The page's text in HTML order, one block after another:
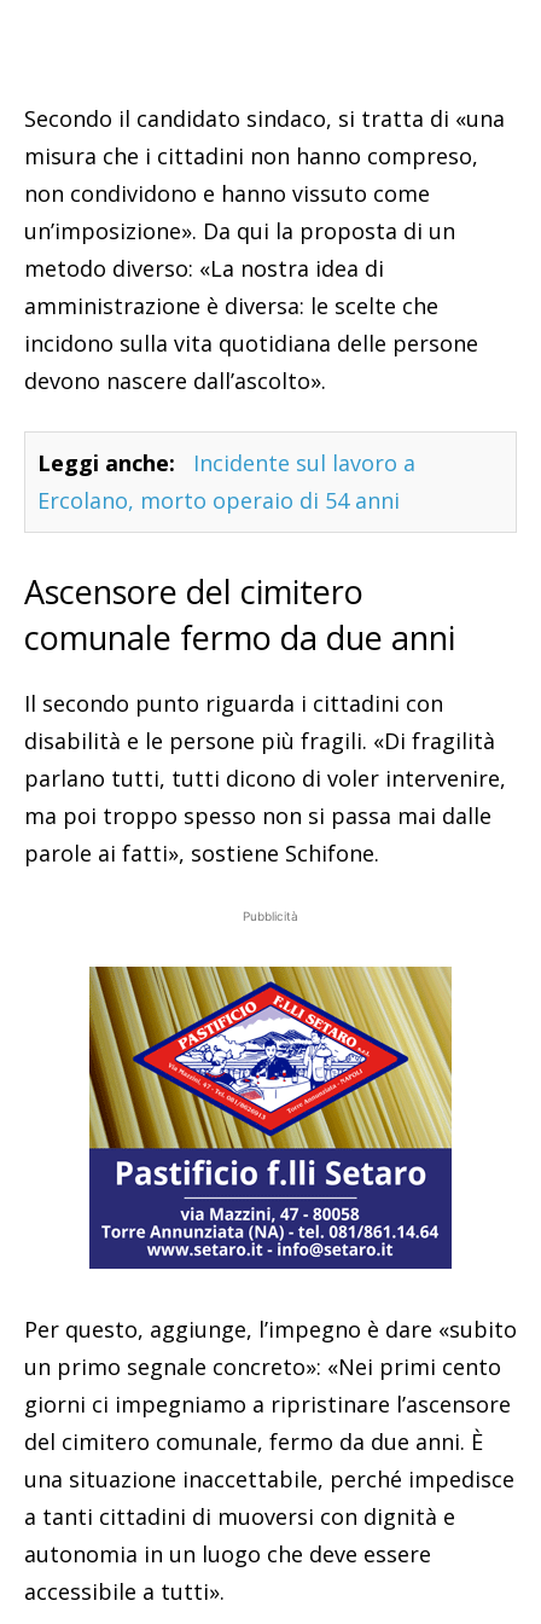
Secondo il candidato sindaco, si tratta di «una
misura che i cittadini non hanno compreso,
non condividono e hanno vissuto come
un’imposizione». Da qui la proposta di un
metodo diverso: «La nostra idea di
amministrazione è diversa: le scelte che
incidono sulla vita quotidiana delle persone
devono nascere dall’ascolto».
Leggi anche:
Incidente sul lavoro a
Ercolano, morto operaio di 54 anni
Ascensore del cimitero
comunale fermo da due anni
Il secondo punto riguarda i cittadini con
disabilità e le persone più fragili. «Di fragilità
parlano tutti, tutti dicono di voler intervenire,
ma poi troppo spesso non si passa mai dalle
parole ai fatti», sostiene Schifone.
Pubblicità
Per questo, aggiunge, l’impegno è dare «subito
un primo segnale concreto»: «Nei primi cento
giorni ci impegniamo a ripristinare l’ascensore
del cimitero comunale, fermo da due anni. È
una situazione inaccettabile, perché impedisce
a tanti cittadini di muoversi con dignità e
autonomia in un luogo che deve essere
accessibile a tutti».